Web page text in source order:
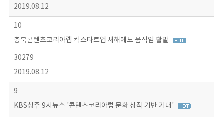
2019.08.12
10
충북콘텐츠코리아랩 킥스타트업 새해에도 움직임 활발
30279
2019.08.12
9
KBS청주 9시뉴스 '콘텐츠코리아랩 문화 창작 기반 기대'